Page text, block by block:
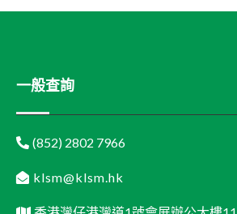
一般查詢
(852) 2802 7966
klsm@klsm.hk